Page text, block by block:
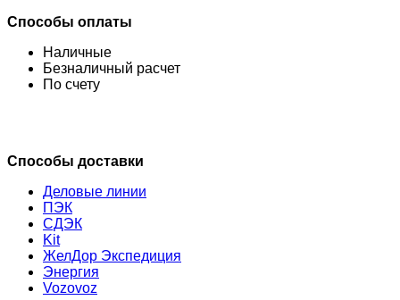
Способы оплаты
Наличные
Безналичный расчет
По счету
Способы доставки
Деловые линии
ПЭК
СДЭК
Kit
ЖелДор Экспедиция
Энергия
Vozovoz